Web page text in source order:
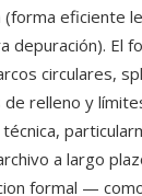
(forma eficiente
depuración). El
circulares,
relleno y
a largo
formal —